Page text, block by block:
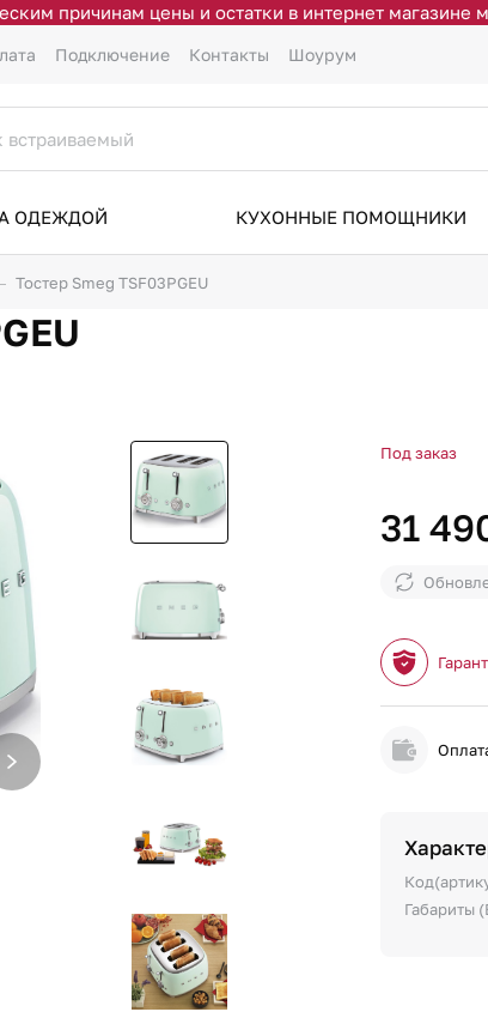
причинам цены и остатки в интернет магазине
Подключение Контакты Шоурум
ОДЕЖДОЙ КУХОННЫЕ ПОМОЩНИКИ
Тостер Smeg TSF03PGEU
Под заказ
31
Габариты